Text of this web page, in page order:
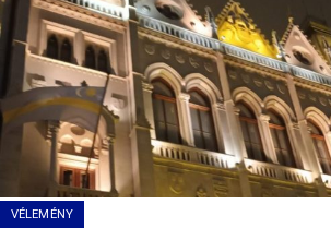
VÉLEMÉNY